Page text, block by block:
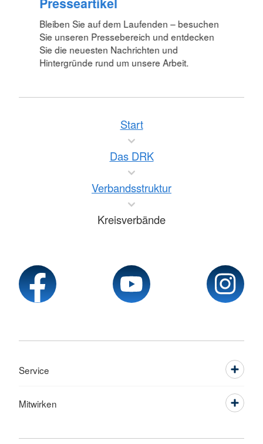
Bleiben Sie auf dem Laufenden – besuchen
Sie unseren Pressebereich und entdecken
Sie die neuesten Nachrichten und
Hintergründe rund um unsere Arbeit.
Start
Das DRK
Verbandsstruktur
Kreisverbände
Service
Mitwirken